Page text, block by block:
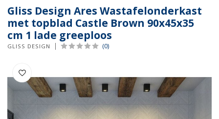
Gliss Design Ares Wastafelonderkast
met topblad Castle Brown 90x45x35
cm 1 lade greeploos
GLISS DESIGN (0)